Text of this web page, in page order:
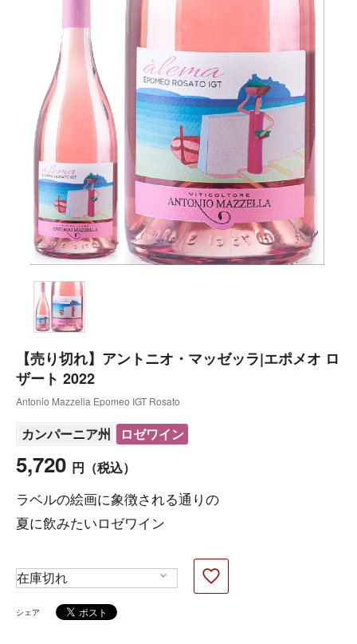
【売り切れ】アントニオ・マッゼッラ|エポメオ ロ
ザート 2022
Antonio Mazzella Epomeo IGT Rosato
カンパーニア州 ロゼワイン
5,720 円 （税込）
ラベルの絵画に象徴される通りの
夏に飲みたいロゼワイン
シェア